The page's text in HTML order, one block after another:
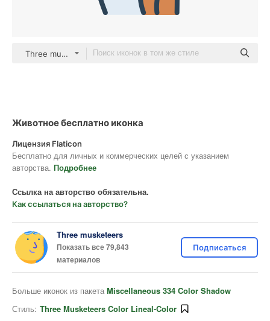
Three musketeers color lineal-color
Животное бесплатно иконка
Лицензия Flaticon
Бесплатно для личных и коммерческих целей с указанием
авторства. Подробнее
Ссылка на авторство обязательна.
Как ссылаться на авторство?
Three musketeers
Показать все 79,843
материалов
Подписаться
Больше иконок из пакета Miscellaneous 334 Color Shadow
Стиль: Three Musketeers Color Lineal-Color